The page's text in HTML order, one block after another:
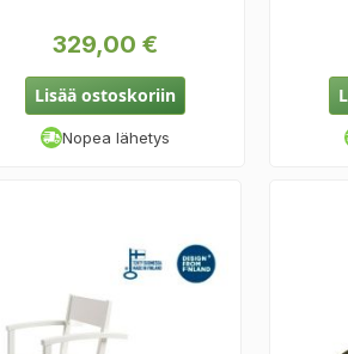
329,00 €
Lisää ostoskoriin
Nopea lähetys